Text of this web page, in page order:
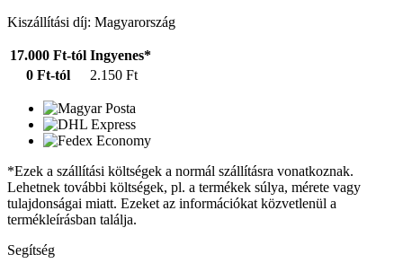
Kiszállítási díj: Magyarország
17.000 Ft-tól Ingyenes*
0 Ft-tól
2.150 Ft
*Ezek a szállítási költségek a normál szállításra vonatkoznak.
Lehetnek további költségek, pl. a termékek súlya, mérete vagy
tulajdonságai miatt. Ezeket az információkat közvetlenül a
termékleírásban találja.
Segítség